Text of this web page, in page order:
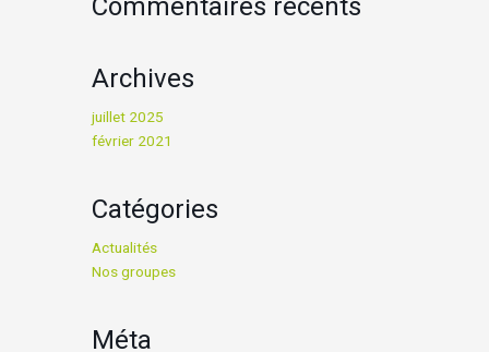
Archives
juillet 2025
février 2021
Catégories
Actualités
Nos groupes
Méta